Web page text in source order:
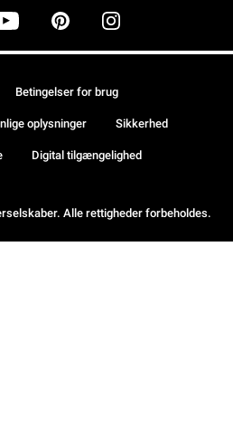
Alle rettigheder forbeholdes.
Betingelser for brug
oplysninger Sikkerhed
Digital tilgængelighed